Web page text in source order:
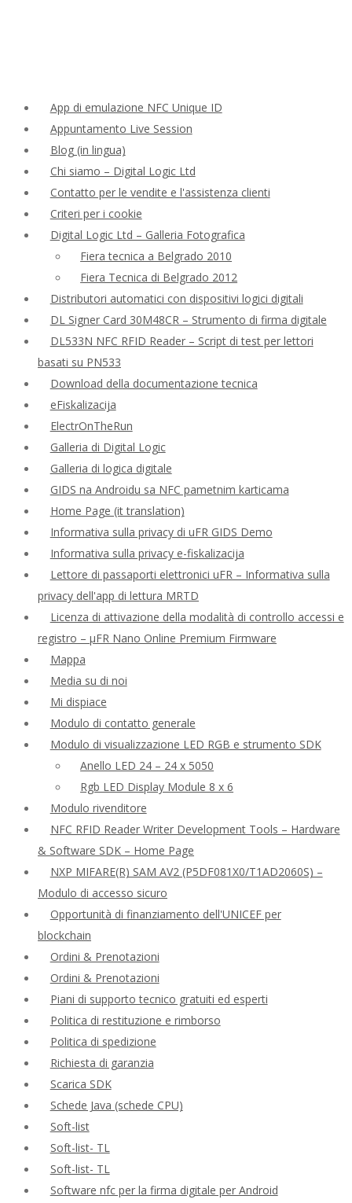
App di emulazione NFC Unique ID
Appuntamento Live Session
Blog (in lingua)
Chi siamo – Digital Logic Ltd
Contatto per le vendite e l'assistenza clienti
Criteri per i cookie
Digital Logic Ltd – Galleria Fotografica
Fiera tecnica a Belgrado 2010
Fiera Tecnica di Belgrado 2012
Distributori automatici con dispositivi logici digitali
DL Signer Card 30M48CR – Strumento di firma digitale
DL533N NFC RFID Reader – Script di test per lettori
basati su PN533
Download della documentazione tecnica
eFiskalizacija
ElectrOnTheRun
Galleria di Digital Logic
Galleria di logica digitale
GIDS na Androidu sa NFC pametnim karticama
Home Page (it translation)
Informativa sulla privacy di uFR GIDS Demo
Informativa sulla privacy e-fiskalizacija
Lettore di passaporti elettronici uFR – Informativa sulla
privacy dell'app di lettura MRTD
Licenza di attivazione della modalità di controllo accessi e
registro – μFR Nano Online Premium Firmware
Mappa
Media su di noi
Mi dispiace
Modulo di contatto generale
Modulo di visualizzazione LED RGB e strumento SDK
Anello LED 24 – 24 x 5050
Rgb LED Display Module 8 x 6
Modulo rivenditore
NFC RFID Reader Writer Development Tools – Hardware
& Software SDK – Home Page
NXP MIFARE(R) SAM AV2 (P5DF081X0/T1AD2060S) –
Modulo di accesso sicuro
Opportunità di finanziamento dell'UNICEF per
blockchain
Ordini & Prenotazioni
Ordini & Prenotazioni
Piani di supporto tecnico gratuiti ed esperti
Politica di restituzione e rimborso
Politica di spedizione
Richiesta di garanzia
Scarica SDK
Schede Java (schede CPU)
Soft-list
Soft-list- TL
Soft-list- TL
Software nfc per la firma digitale per Android